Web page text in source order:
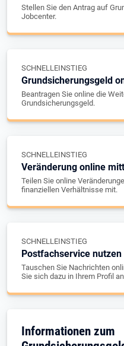
Stellen Sie den Antrag auf
Jobcenter.
SCHNELLEINSTIEG
Grundsicherungsgeld
Beantragen Sie online die
Grundsicherungsgeld.
SCHNELLEINSTIEG
Veränderung online
Teilen Sie online
finanziellen Verhältnisse mit.
SCHNELLEINSTIEG
Postfachservice nutzen
Tauschen Sie Nachrichten
Sie sich dazu in Ihrem Profil
Informationen zum